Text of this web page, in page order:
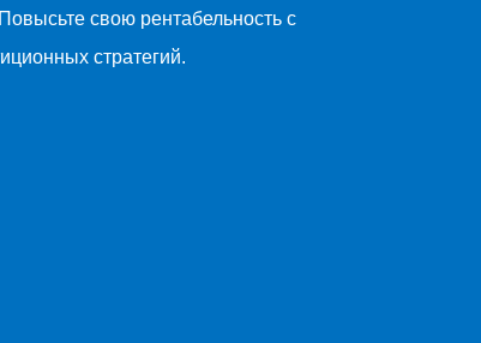
свою рентабельность с
стратегий.